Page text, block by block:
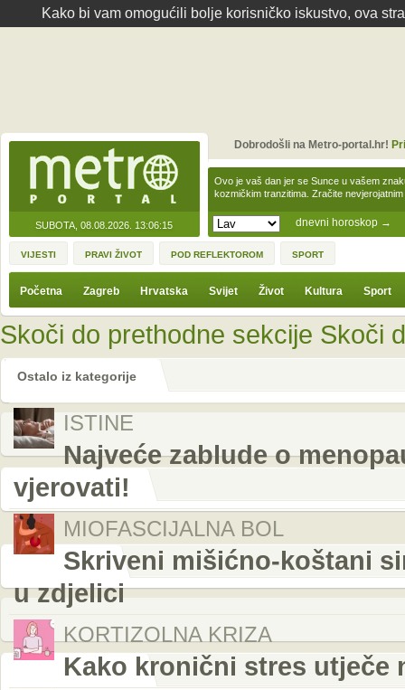
Kako bi vam omogućili bolje korisničko iskustvo, ova
SUBOTA, 08.08.2026. 13:06:15 dnevni horoskop →
Ovo je vaš dan jer se Sunce u vašem
kozmičkim tranzitima. Zračite
Dobrodošli na Metro-portal.hr!
VIJESTI PRAVI ŽIVOT POD REFLEKTOROM SPORT
Početna Zagreb Hrvatska Svijet Život Kultura Sport
Skoči do prethodne sekcije Skoči
Ostalo iz kategorije
ISTINE
Najveće zablude o
vjerovati!
MIOFASCIJALNA BOL
Skriveni mišićno-koštani
u zdjelici
KORTIZOLNA KRIZA
Kako kronični stres utječe